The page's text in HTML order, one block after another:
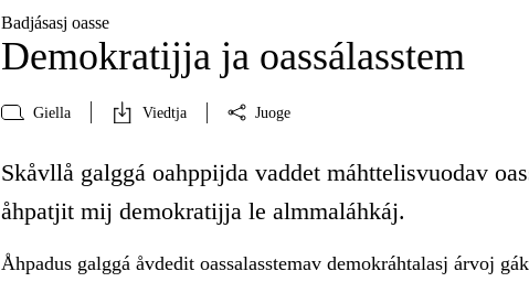
Badjásasj oasse
Demokratijja ja oassálasstem
Giella Viedtja Juoge
Skåvllå galggá oahppijda vaddet máhttelisvuodav
åhpatjit mij demokratijja le almmaláhkáj.
Åhpadus galggá åvdedit oassalasstemav demokráhtalasj árvoj